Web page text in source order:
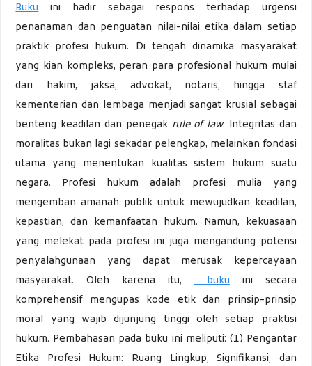
Bukuini hadir sebagai respons terhadap urgensi
penanaman dan penguatan nilai-nilai etika dalam setiap
praktik profesi hukum. Di tengah dinamika masyarakat
yang kian kompleks, peran para profesional hukum mulai
dari hakim, jaksa, advokat, notaris, hingga staf
kementerian dan lembaga menjadi sangat krusial sebagai
benteng keadilan dan penegak rule of law. Integritas dan
moralitas bukan lagi sekadar pelengkap, melainkan fondasi
utama yang menentukan kualitas sistem hukum suatu
negara. Profesi hukum adalah profesi mulia yang
mengemban amanah publik untuk mewujudkan keadilan,
kepastian, dan kemanfaatan hukum. Namun, kekuasaan
yang melekat pada profesi ini juga mengandung potensi
penyalahgunaan yang dapat merusak kepercayaan
masyarakat. Oleh karena itu, bukuini secara
komprehensif mengupas kode etik dan prinsip-prinsip
moral yang wajib dijunjung tinggi oleh setiap praktisi
hukum. Pembahasan pada buku ini meliputi: (1) Pengantar
Etika Profesi Hukum: Ruang Lingkup, Signifikansi, dan